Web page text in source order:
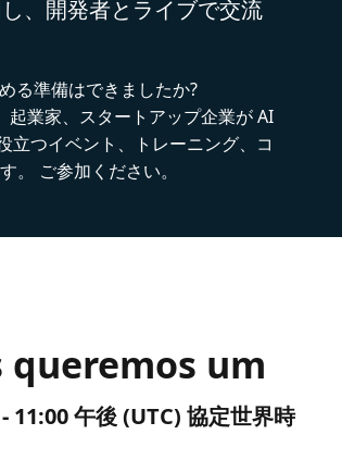
、開発者とライブで交流
る準備はできましたか?
業家、スタートアップ企業が AI
立つイベント、トレーニング、コ
。 ご参加ください。
um
11:00 午後 (UTC) 協定世界時